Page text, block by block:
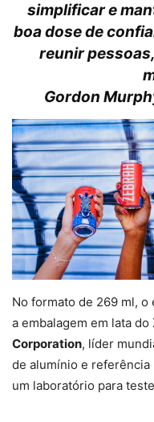
simplificar e
boa dose de
reunir
Gordon
No formato de 269 ml, o
a embalagem em lata
Corporation, líder
de alumínio e referência
um laboratório para